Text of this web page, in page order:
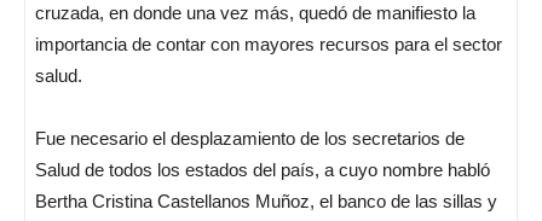
cruzada, en donde una vez más, quedó de manifiesto la
importancia de contar con mayores recursos para el sector
salud.
Fue necesario el desplazamiento de los secretarios de
Salud de todos los estados del país, a cuyo nombre habló
Bertha Cristina Castellanos Muñoz, el banco de las sillas y